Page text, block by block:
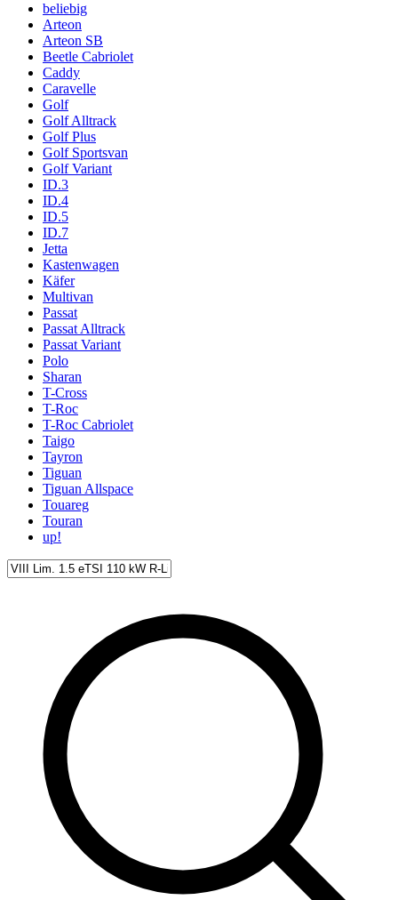
beliebig
Arteon
Arteon SB
Beetle Cabriolet
Caddy
Caravelle
Golf
Golf Alltrack
Golf Plus
Golf Sportsvan
Golf Variant
ID.3
ID.4
ID.5
ID.7
Jetta
Kastenwagen
Käfer
Multivan
Passat
Passat Alltrack
Passat Variant
Polo
Sharan
T-Cross
T-Roc
T-Roc Cabriolet
Taigo
Tayron
Tiguan
Tiguan Allspace
Touareg
Touran
up!